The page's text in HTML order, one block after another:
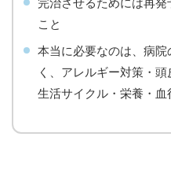
こと
本当に必要なのは、病院
く、アレルギー対策・頭
生活サイクル・栄養・血